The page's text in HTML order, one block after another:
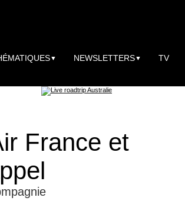
▼ NEWSLETTERS▼ TV
France et